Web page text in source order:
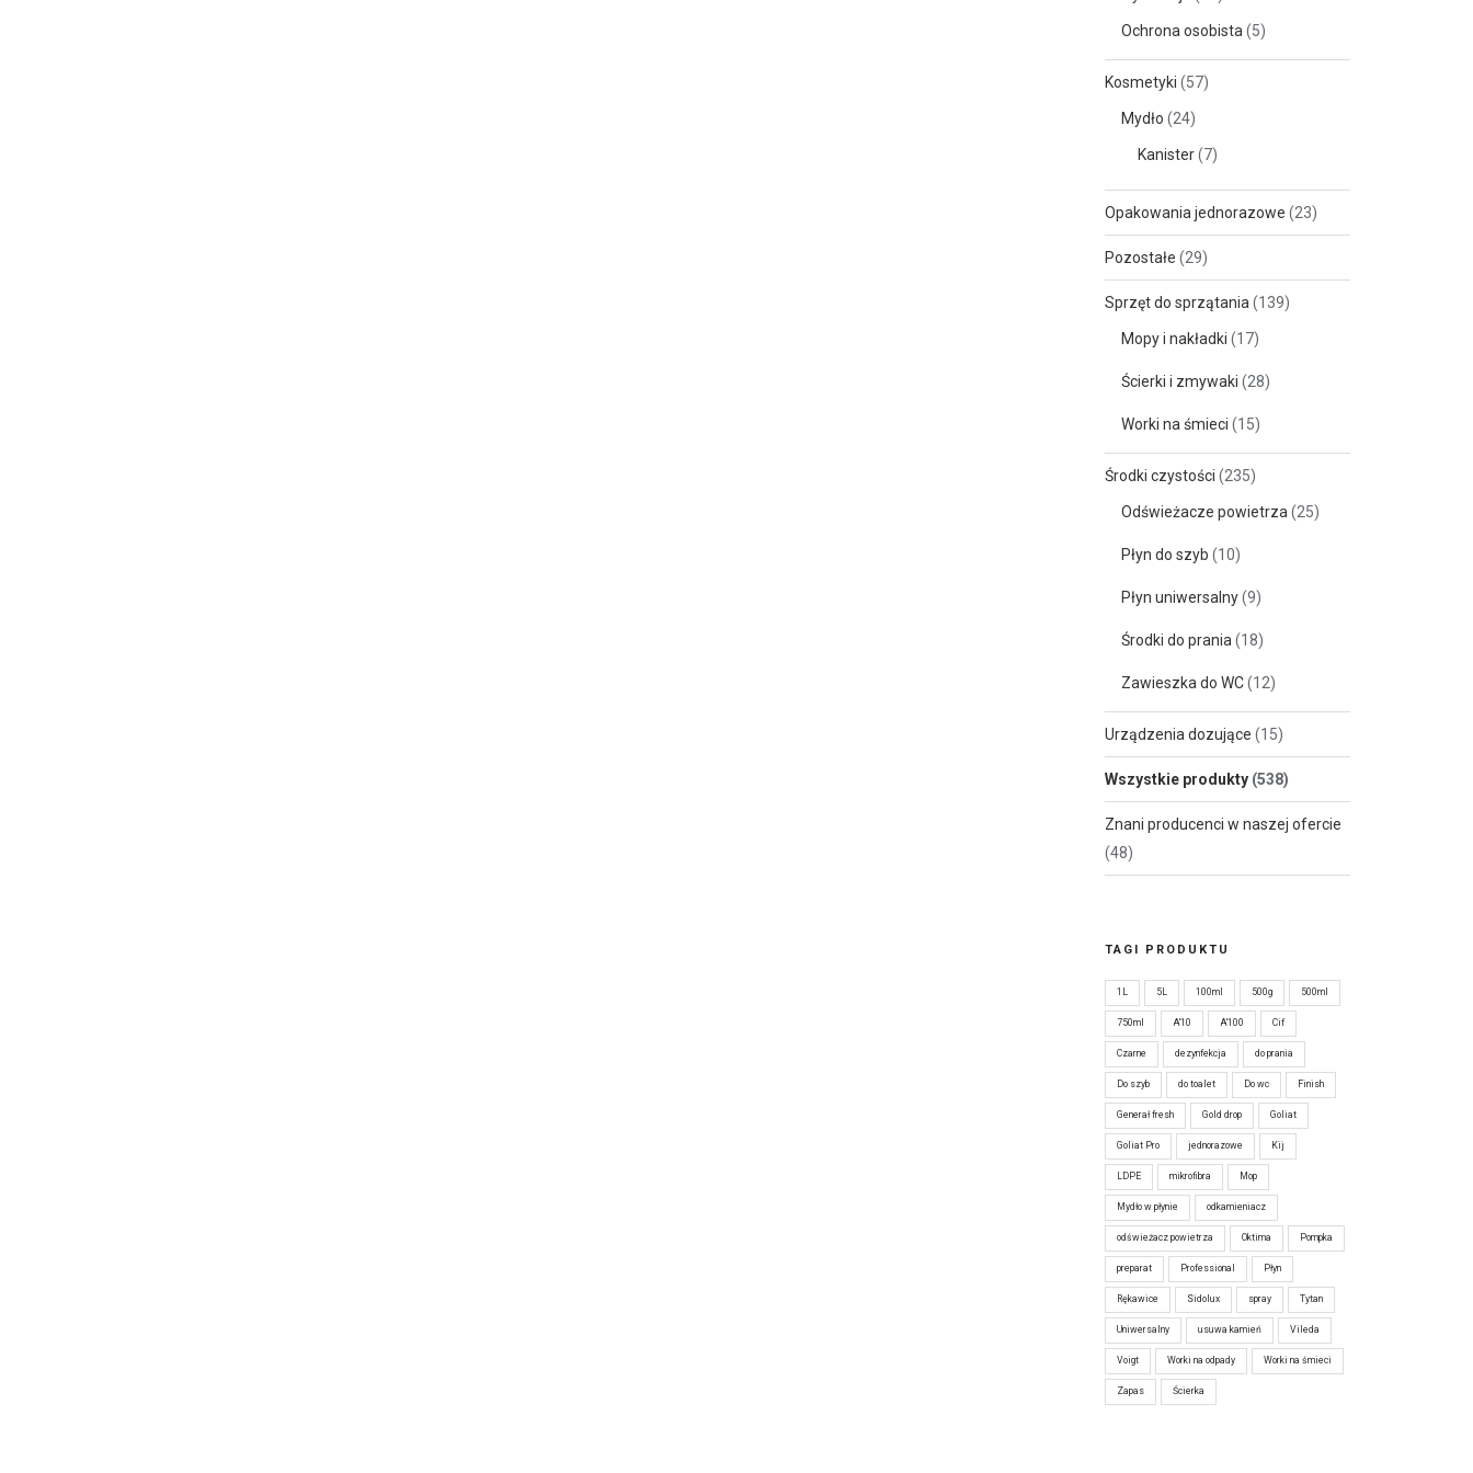
Ochrona osobista (5)
Kosmetyki (57)
Mydło (24)
Kanister(7)
Opakowania jednorazowe (23)
Pozostałe (29)
Sprzęt do sprzątania (139)
Mopy i nakładki (17)
Ścierki i zmywaki (28)
Worki na śmieci (15)
Środki czystości (235)
Odświeżacze powietrza (25)
Płyn do szyb (10)
Płyn uniwersalny(9)
Środki do prania (18)
Zawieszka do WC(12)
Urządzenia dozujące (15)
Wszystkie produkty (538)
Znani producenci w naszej ofercie
(48)
TAGI PRODUKTU
1L 5L 100ml 500g 500ml
750ml A'10 A'100 Cif
Czarne dezynfekcja do prania
Do szyb do toalet Do wc Finish
Generał fresh Gold drop Goliat
Goliat Pro jednorazowe Kij
LDPE mikrofibra Mop
Mydło w płynie odkamieniacz
odświeżacz powietrza Oktima Pompka
preparat Professional Płyn
Rękawice Sidolux spray Tytan
Uniwersalny usuwa kamień Vileda
Voigt Worki na odpady Worki na śmieci
Zapas Ścierka